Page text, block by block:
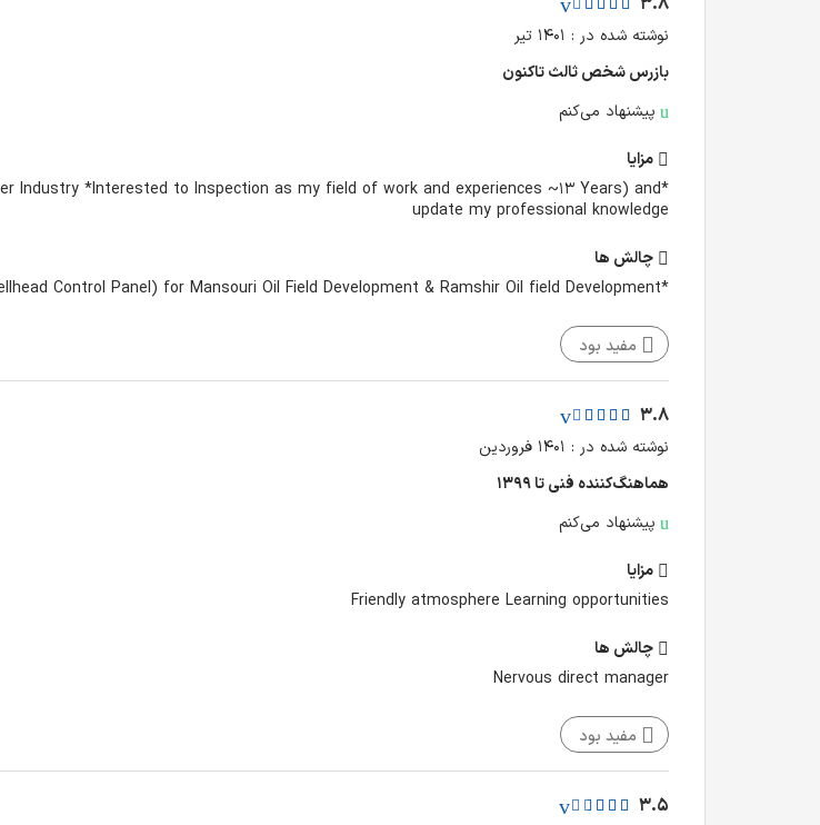
نوشته شده در : ۱۴۰۱ تیر
بازرس شخص ثالث تا‌کنون
پیشنهاد می‌کنم
مزایا
Industry *Interested to Inspection as my field of work and experiences ~13 Years) and
update my professional knowledge
چالش‌ ها
*Inspection of Gas Drive WHCP (Wellhead Control Panel) for Mansouri Oil Field Development & Ramshir Oil field Development
مفید بود
3.8
نوشته شده در : ۱۴۰۱ فروردین
هماهنگ‌کننده فنی تا ۱۳۹۹
پیشنهاد می‌کنم
مزایا
Friendly atmosphere Learning opportunities
چالش‌ ها
Nervous direct manager
مفید بود
3.5